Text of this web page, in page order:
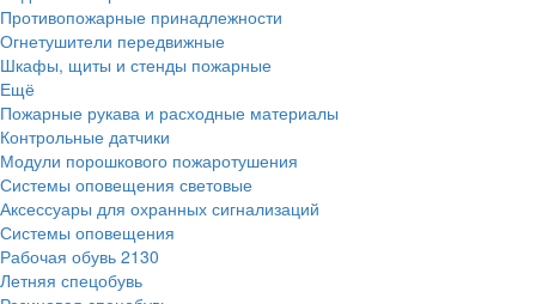
Противопожарные принадлежности
Огнетушители передвижные
Шкафы, щиты и стенды пожарные
Ещё
Пожарные рукава и расходные материалы
Контрольные датчики
Модули порошкового пожаротушения
Системы оповещения световые
Аксессуары для охранных сигнализаций
Системы оповещения
Рабочая обувь 2130
Летняя спецобувь